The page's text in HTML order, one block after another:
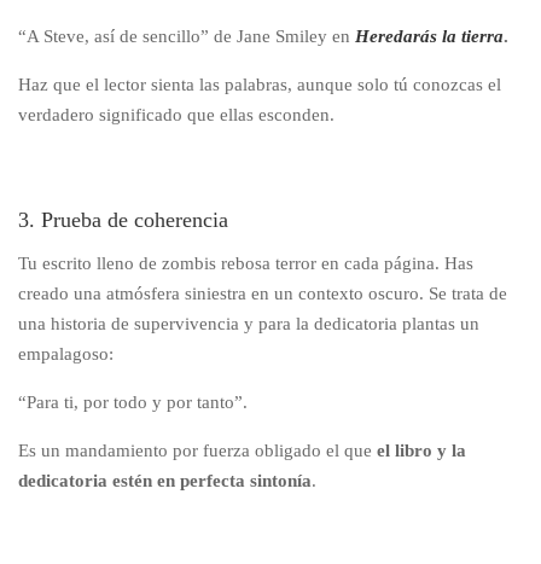
“A Steve, así de sencillo” de Jane Smiley en Heredarás la tierra.
Haz que el lector sienta las palabras, aunque solo tú conozcas el
verdadero significado que ellas esconden.
3. Prueba de coherencia
Tu escrito lleno de zombis rebosa terror en cada página. Has
creado una atmósfera siniestra en un contexto oscuro. Se trata de
una historia de supervivencia y para la dedicatoria plantas un
empalagoso:
“Para ti, por todo y por tanto”.
Es un mandamiento por fuerza obligado el que el libro y la
dedicatoria estén en perfecta sintonía.